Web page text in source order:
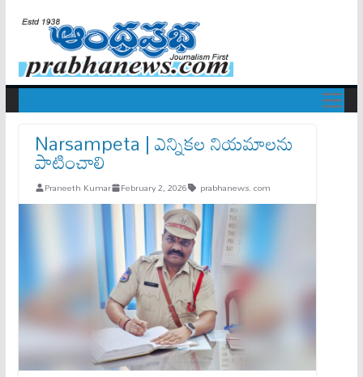
Narsampeta | ఎన్నికల నియమాలను
పాటించాలి
Praneeth Kumar February 2, 2026 prabhanews. com